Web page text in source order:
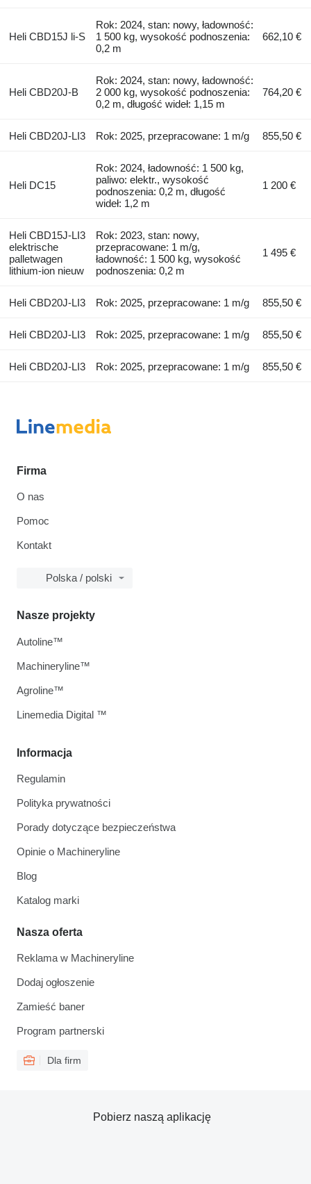
Heli CBD15J li-S
Rok: 2024, stan: nowy, ładowność:
1 500 kg, wysokość podnoszenia:
0,2 m
662,10 €
Heli CBD20J-B
Rok: 2024, stan: nowy, ładowność:
2 000 kg, wysokość podnoszenia:
0,2 m, długość wideł: 1,15 m
764,20 €
Heli CBD20J-LI3 Rok: 2025, przepracowane: 1 m/g 855,50 €
Heli DC15
Rok: 2024, ładowność: 1 500 kg,
paliwo: elektr., wysokość
podnoszenia: 0,2 m, długość
wideł: 1,2 m
1 200 €
Heli CBD15J-LI3
elektrische
palletwagen
lithium-ion nieuw
Rok: 2023, stan: nowy,
przepracowane: 1 m/g,
ładowność: 1 500 kg, wysokość
podnoszenia: 0,2 m
1 495 €
Heli CBD20J-LI3 Rok: 2025, przepracowane: 1 m/g 855,50 €
Heli CBD20J-LI3 Rok: 2025, przepracowane: 1 m/g 855,50 €
Heli CBD20J-LI3 Rok: 2025, przepracowane: 1 m/g 855,50 €
Firma
O nas
Pomoc
Kontakt
Polska / polski
Informacja
Regulamin
Polityka prywatności
Porady dotyczące bezpieczeństwa
Opinie o Machineryline
Blog
Katalog marki
Nasza oferta
Reklama w Machineryline
Dodaj ogłoszenie
Zamieść baner
Program partnerski
Dla firm
Nasze projekty
Autoline™
Machineryline™
Agroline™
Linemedia Digital ™
Pobierz naszą aplikację